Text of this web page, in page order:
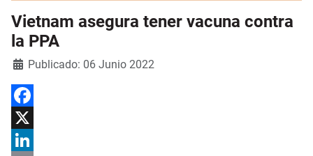
Vietnam asegura tener vacuna contra
la PPA
DetallesPublicado: 06 Junio 2022
Facebook
X